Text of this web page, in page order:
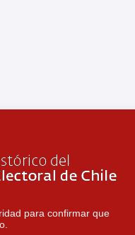
para confirmar que